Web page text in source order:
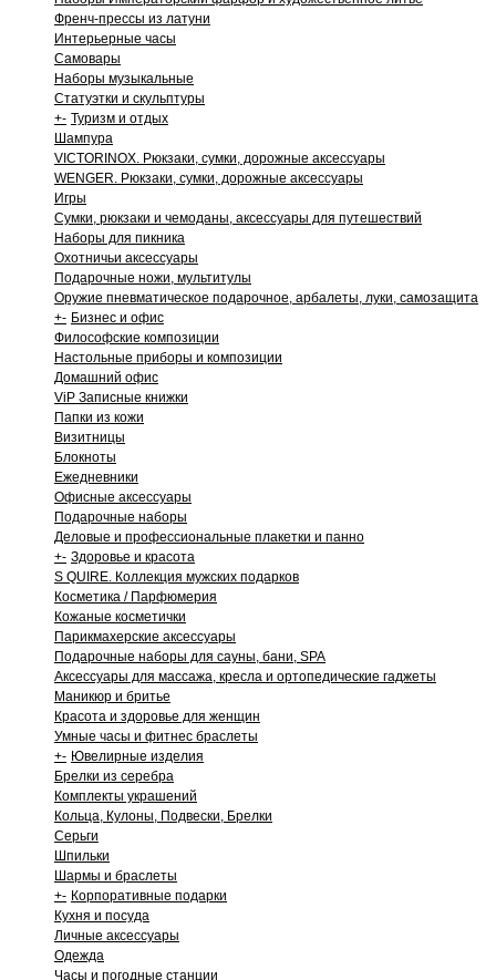
Френч-прессы из латуни
Интерьерные часы
Самовары
Наборы музыкальные
Статуэтки и скульптуры
+- Туризм и отдых
Шампура
VICTORINOX. Рюкзаки, сумки, дорожные аксессуары
WENGER. Рюкзаки, сумки, дорожные аксессуары
Игры
Сумки, рюкзаки и чемоданы, аксессуары для путешествий
Наборы для пикника
Охотничьи аксессуары
Подарочные ножи, мультитулы
Оружие пневматическое подарочное, арбалеты, луки, самозащита
+- Бизнес и офис
Философские композиции
Настольные приборы и композиции
Домашний офис
ViP Записные книжки
Папки из кожи
Визитницы
Блокноты
Ежедневники
Офисные аксессуары
Подарочные наборы
Деловые и профессиональные плакетки и панно
+- Здоровье и красота
S QUIRE. Коллекция мужских подарков
Косметика / Парфюмерия
Кожаные косметички
Парикмахерские аксессуары
Подарочные наборы для сауны, бани, SPA
Аксессуары для массажа, кресла и ортопедические гаджеты
Маникюр и бритье
Красота и здоровье для женщин
Умные часы и фитнес браслеты
+- Ювелирные изделия
Брелки из серебра
Комплекты украшений
Кольца, Кулоны, Подвески, Брелки
Серьги
Шпильки
Шармы и браслеты
+- Корпоративные подарки
Кухня и посуда
Личные аксессуары
Одежда
Часы и погодные станции